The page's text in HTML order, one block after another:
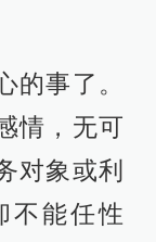
的事了。
情，无可
对象或利
不能任性